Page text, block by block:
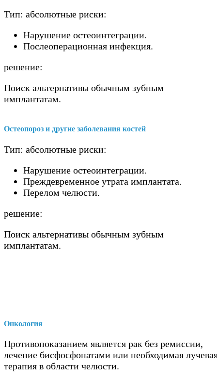
Тип: абсолютные риски:
Нарушение остеоинтеграции.
Послеоперационная инфекция.
решение:
Поиск альтернативы обычным зубным
имплантатам.
Остеопороз и другие заболевания костей
Тип: абсолютные риски:
Нарушение остеоинтеграции.
Преждевременное утрата имплантата.
Перелом челюсти.
решение:
Поиск альтернативы обычным зубным
имплантатам.
Онкология
Противопоказанием является рак без ремиссии,
лечение бисфосфонатами или необходимая
терапия в области челюсти.